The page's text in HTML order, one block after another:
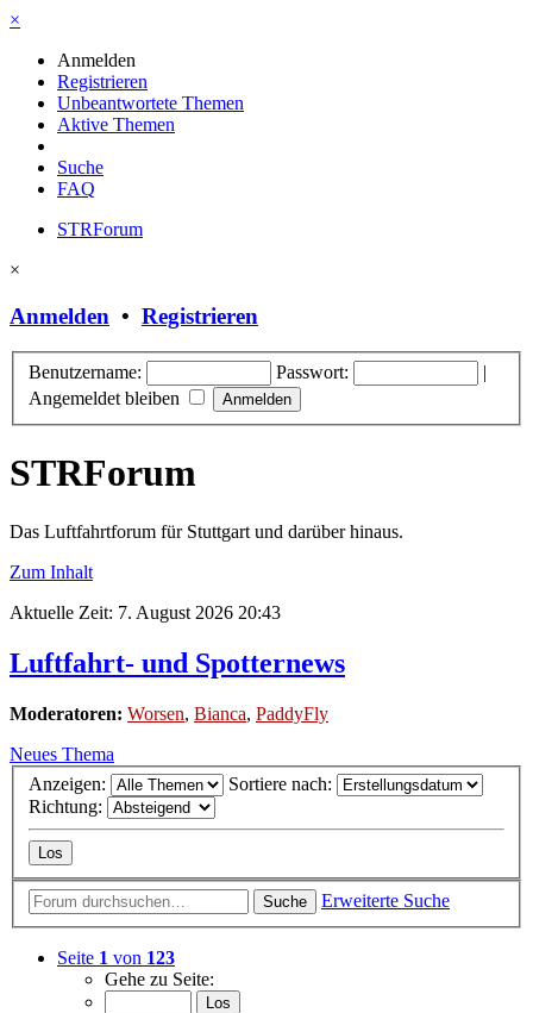
×
Anmelden
Registrieren
Unbeantwortete Themen
Aktive Themen
Suche
FAQ
STRForum
×
Anmelden • Registrieren
Benutzername: Passwort:
|
Angemeldet bleiben
STRForum
Das Luftfahrtforum für Stuttgart und darüber hinaus.
Zum Inhalt
Aktuelle Zeit: 7. August 2026 20:43
Luftfahrt- und Spotternews
Moderatoren: Worsen, Bianca, PaddyFly
Neues Thema
Anzeigen:
Sortiere nach:
Richtung:
Suche Erweiterte Suche
Seite 1 von 123
Gehe zu Seite: